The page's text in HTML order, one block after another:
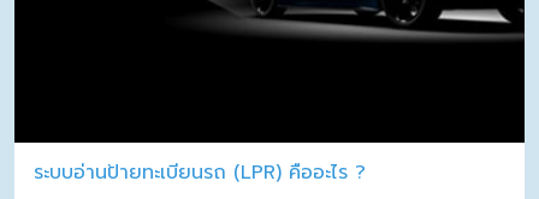
ระบบอ่านป้ายทะเบียนรถ (LPR) คืออะไร ?